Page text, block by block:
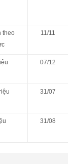
theo
11/11
07/12
31/07
31/08